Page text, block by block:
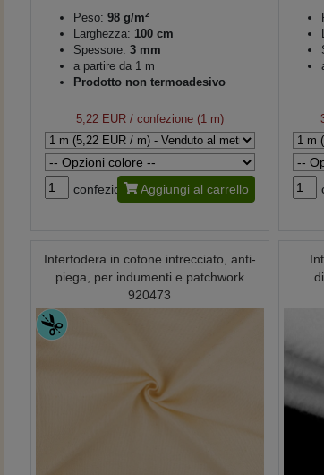
Peso: 98 g/m²
Larghezza: 100 cm
Spessore: 3 mm
a partire da 1 m
Prodotto non termoadesivo
5,22 EUR/ confezione (1 m)
confezione Aggiungi al carrello
Interfodera in cotone intrecciato, anti-
piega, per indumenti e patchwork
920473